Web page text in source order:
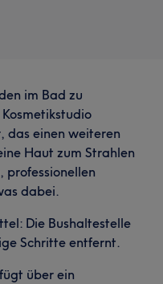
im Bad zu
das einen weiteren
Haut zum Strahlen
professionellen
dabei.
Die Bushaltestelle
Schritte entfernt.
über ein